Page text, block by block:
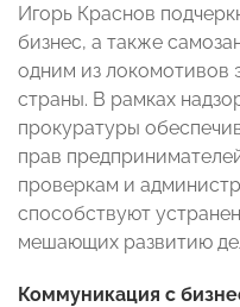
Игорь Краснов
бизнес, а также
одним из локомотивов
страны. В рамках
прокуратуры
прав
проверкам и
способствуют
мешающих развитию
Коммуникация с